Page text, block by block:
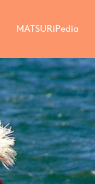
MATSURiPedia